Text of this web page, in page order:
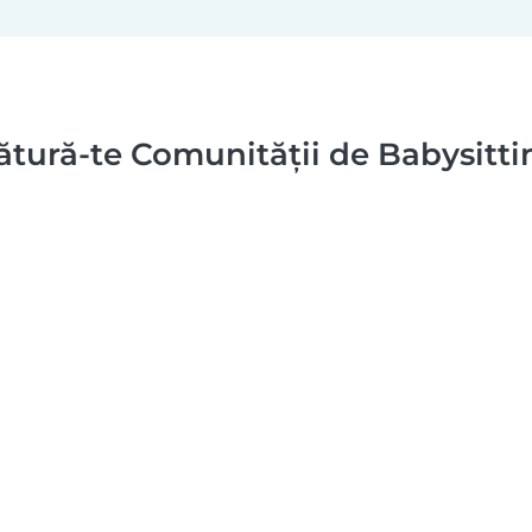
te Comunității de